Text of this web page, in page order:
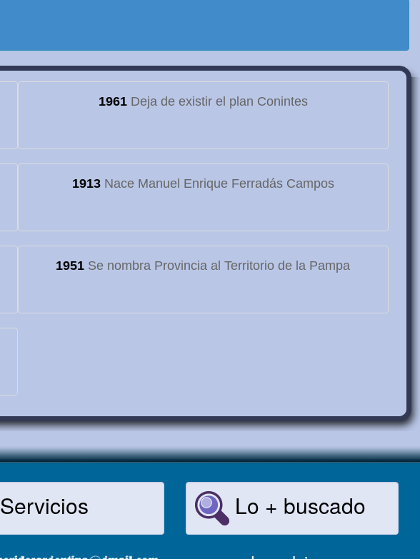
1961Deja de existir el plan Conintes
1913Nace Manuel Enrique Ferradás Campos
1951 Se nombra Provincia al Territorio de la Pampa
Servicios Lo + buscado